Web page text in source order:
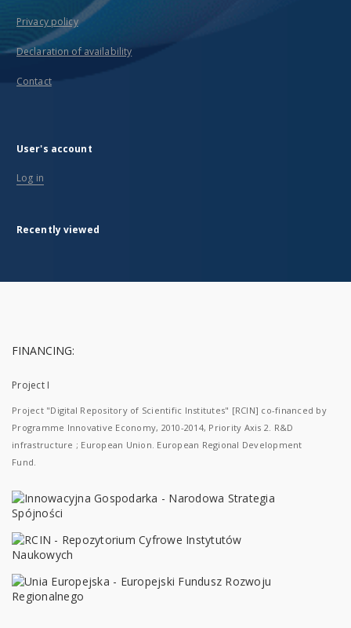
Privacy policy
Declaration of availability
Contact
User's account
Log in
Recently viewed
FINANCING:
Project I
Project "Digital Repository of Scientific Institutes" [RCIN] co-financed by
Programme Innovative Economy, 2010-2014, Priority Axis 2. R&D
infrastructure ; European Union. European Regional Development
Fund.